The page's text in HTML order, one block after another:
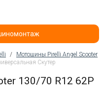
/
Мотошины Pirelli Angel Scooter
Скутер
130/70 R12 62P